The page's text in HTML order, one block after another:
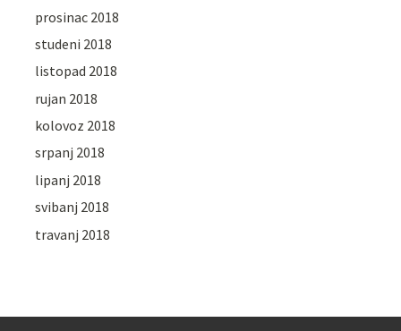
prosinac 2018
studeni 2018
listopad 2018
rujan 2018
kolovoz 2018
srpanj 2018
lipanj 2018
svibanj 2018
travanj 2018